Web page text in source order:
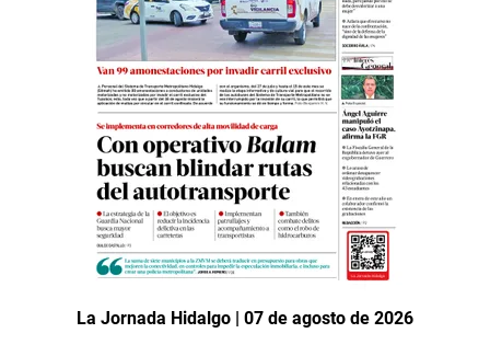
La Jornada Hidalgo | 07 de agosto de 2026